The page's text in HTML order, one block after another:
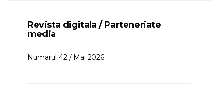
Revista digitala / Parteneriate
media
Numarul 42 / Mai 2026